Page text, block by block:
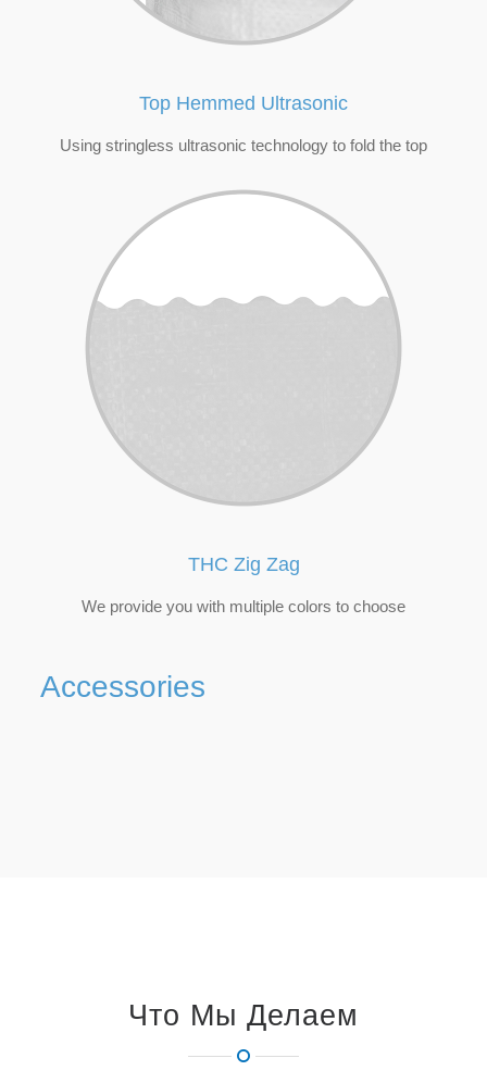
Top Hemmed Ultrasonic
Using stringless ultrasonic technology to fold the top
THC Zig Zag
We provide you with multiple colors to choose
Accessories
Что Мы Делаем